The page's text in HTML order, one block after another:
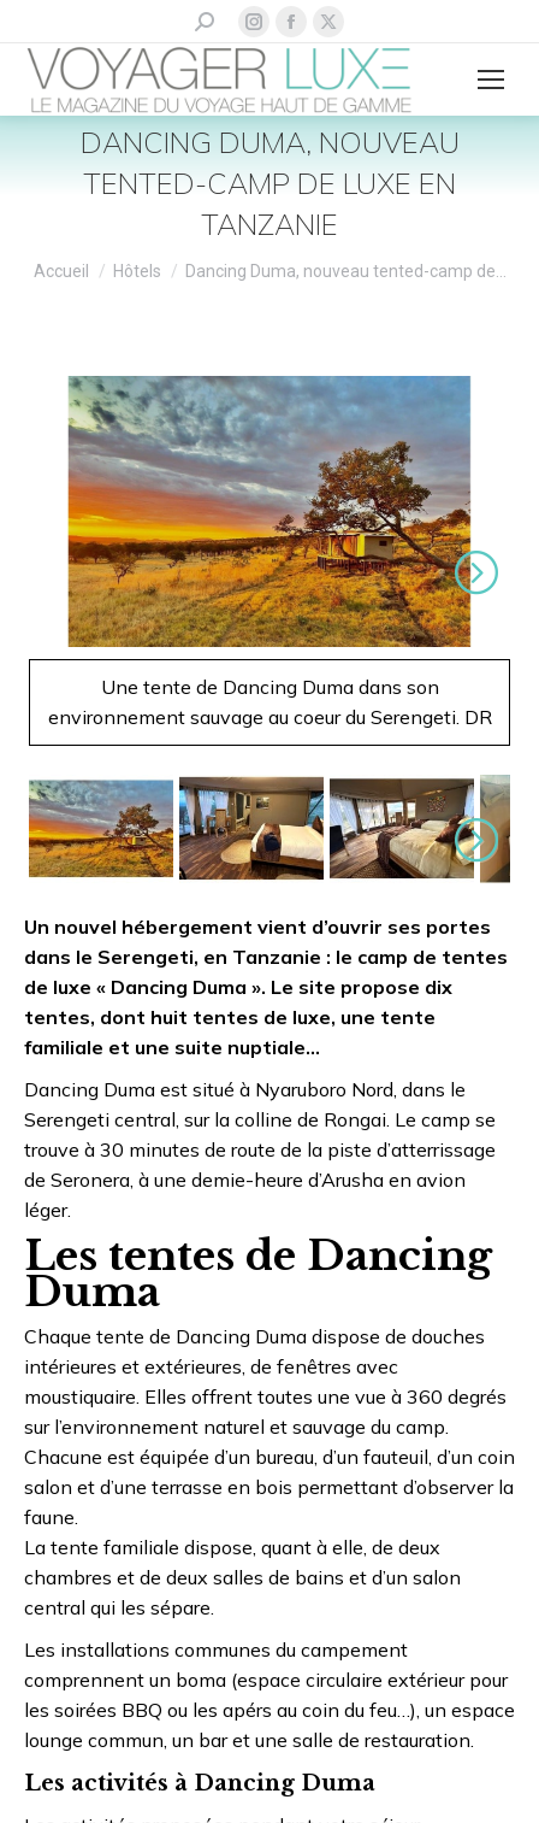
Recherche
page
Instagram
s'ouvre
dans
une
nouvelle
fenêtre
page
Facebook
s'ouvre
dans
une
nouvelle
fenêtre
page
X
s'ouvre
dans
une
DANCING DUMA, NOUVEAU
TENTED-CAMP DE LUXE EN
TANZANIE
Vous êtes ici :
Accueil Hôtels Dancing Duma, nouveau tented-camp de…
Une tente de Dancing Duma dans son
environnement sauvage au coeur du Serengeti. DR
Suivant
Suivant
Un nouvel hébergement vient d’ouvrir ses portes
dans le Serengeti, en Tanzanie : le camp de tentes
de luxe « Dancing Duma ». Le site propose dix
tentes, dont huit tentes de luxe, une tente
familiale et une suite nuptiale…
Dancing Duma est situé à Nyaruboro Nord, dans le
Serengeti central, sur la colline de Rongai. Le camp se
trouve à 30 minutes de route de la piste d’atterrissage
de Seronera, à une demie-heure d’Arusha en avion
léger.
Les tentes de Dancing
Duma
Chaque tente de Dancing Duma dispose de douches
intérieures et extérieures, de fenêtres avec
moustiquaire. Elles offrent toutes une vue à 360 degrés
sur l’environnement naturel et sauvage du camp.
Chacune est équipée d’un bureau, d’un fauteuil, d’un coin
salon et d’une terrasse en bois permettant d’observer la
faune.
La tente familiale dispose, quant à elle, de deux
chambres et de deux salles de bains et d’un salon
central qui les sépare.
Les installations communes du campement
comprennent un boma (espace circulaire extérieur pour
les soirées BBQ ou les apérs au coin du feu…), un espace
lounge commun, un bar et une salle de restauration.
Les activités à Dancing Duma